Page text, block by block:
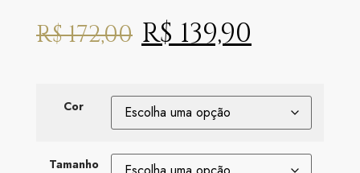
R$172,00 R$139,90
Cor
Tamanho